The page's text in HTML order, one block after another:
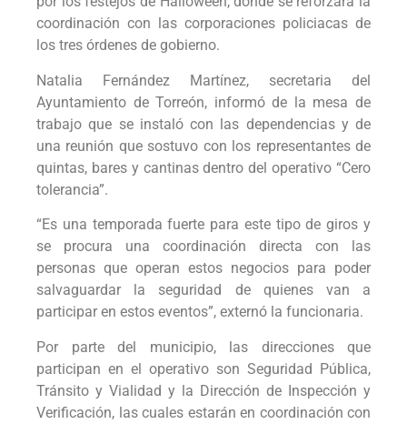
coordinación con las corporaciones policiacas de
los tres órdenes de gobierno.
Natalia Fernández Martínez, secretaria del
Ayuntamiento de Torreón, informó de la mesa de
trabajo que se instaló con las dependencias y de
una reunión que sostuvo con los representantes de
quintas, bares y cantinas dentro del operativo “Cero
tolerancia”.
“Es una temporada fuerte para este tipo de giros y
se procura una coordinación directa con las
personas que operan estos negocios para poder
salvaguardar la seguridad de quienes van a
participar en estos eventos”, externó la funcionaria.
Por parte del municipio, las direcciones que
participan en el operativo son Seguridad Pública,
Tránsito y Vialidad y la Dirección de Inspección y
Verificación, las cuales estarán en coordinación con